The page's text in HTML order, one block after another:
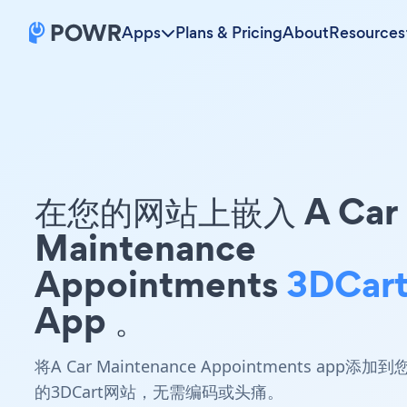
Apps Plans & PricingAboutResources
在您的网站上嵌入 A Car
Maintenance
Appointments
App 。
将A Car Maintenance Appointments app添加到
的3DCart网站，无需编码或头痛。